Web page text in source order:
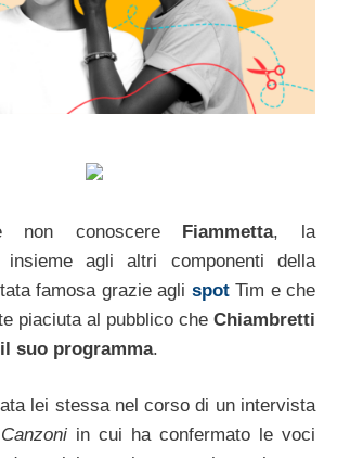
non conoscere Fiammetta, la
agli altri componenti della
famosa grazie agli spotTim e che
piaciuta al pubblico che Chiambretti
suo programma.
lei stessa nel corso di un intervista
in cui ha confermato le voci